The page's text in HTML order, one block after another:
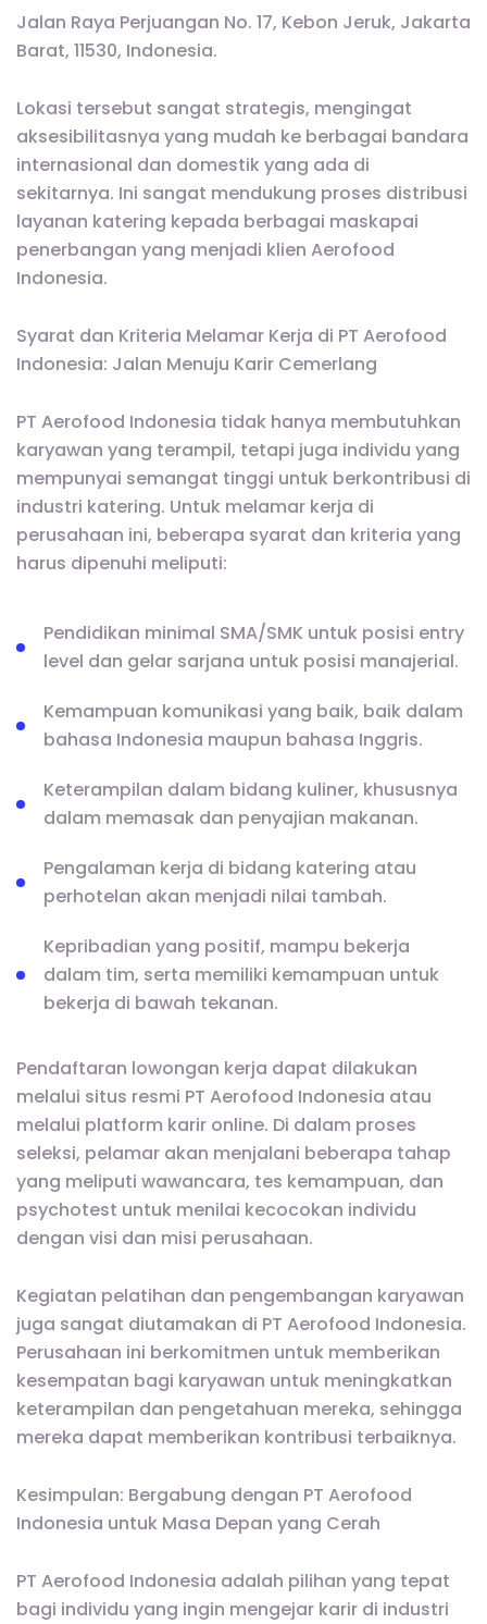
Jalan Raya Perjuangan No. 17, Kebon Jeruk, Jakarta
Barat, 11530, Indonesia.
Lokasi tersebut sangat strategis, mengingat
aksesibilitasnya yang mudah ke berbagai bandara
internasional dan domestik yang ada di
sekitarnya. Ini sangat mendukung proses distribusi
layanan katering kepada berbagai maskapai
penerbangan yang menjadi klien Aerofood
Indonesia.
Syarat dan Kriteria Melamar Kerja di PT Aerofood
Indonesia: Jalan Menuju Karir Cemerlang
PT Aerofood Indonesia tidak hanya membutuhkan
karyawan yang terampil, tetapi juga individu yang
mempunyai semangat tinggi untuk berkontribusi di
industri katering. Untuk melamar kerja di
perusahaan ini, beberapa syarat dan kriteria yang
harus dipenuhi meliputi:
Pendidikan minimal SMA/SMK untuk posisi entry
level dan gelar sarjana untuk posisi manajerial.
Kemampuan komunikasi yang baik, baik dalam
bahasa Indonesia maupun bahasa Inggris.
Keterampilan dalam bidang kuliner, khususnya
dalam memasak dan penyajian makanan.
Pengalaman kerja di bidang katering atau
perhotelan akan menjadi nilai tambah.
Kepribadian yang positif, mampu bekerja
dalam tim, serta memiliki kemampuan untuk
bekerja di bawah tekanan.
Pendaftaran lowongan kerja dapat dilakukan
melalui situs resmi PT Aerofood Indonesia atau
melalui platform karir online. Di dalam proses
seleksi, pelamar akan menjalani beberapa tahap
yang meliputi wawancara, tes kemampuan, dan
psychotest untuk menilai kecocokan individu
dengan visi dan misi perusahaan.
Kegiatan pelatihan dan pengembangan karyawan
juga sangat diutamakan di PT Aerofood Indonesia.
Perusahaan ini berkomitmen untuk memberikan
kesempatan bagi karyawan untuk meningkatkan
keterampilan dan pengetahuan mereka, sehingga
mereka dapat memberikan kontribusi terbaiknya.
Kesimpulan: Bergabung dengan PT Aerofood
Indonesia untuk Masa Depan yang Cerah
PT Aerofood Indonesia adalah pilihan yang tepat
bagi individu yang ingin mengejar karir di industri